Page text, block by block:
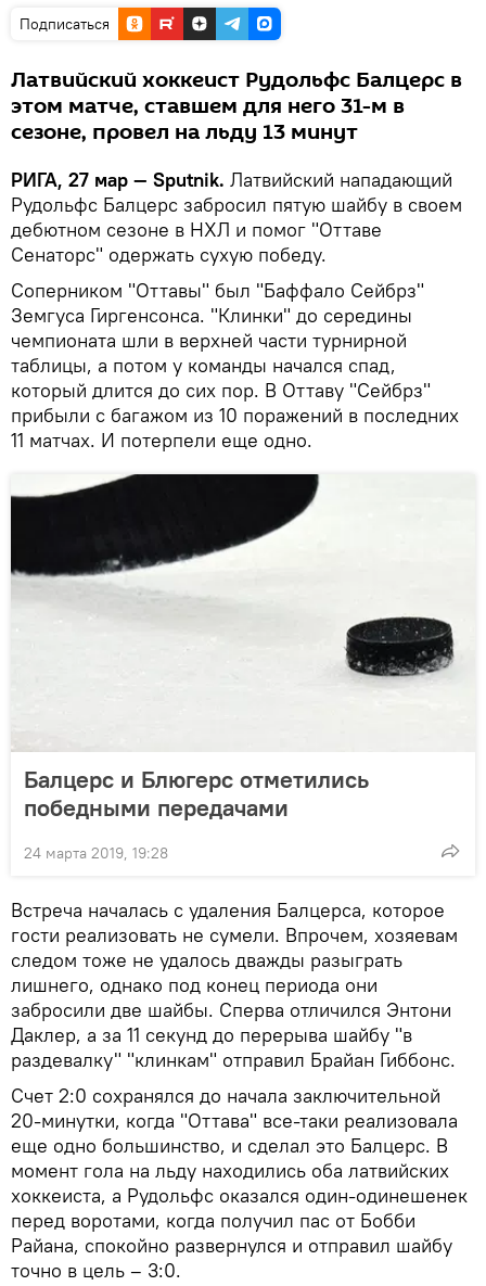
Подписаться
Латвийский хоккеист Рудольфс Балцерс в
этом матче, ставшем для него 31-м в
сезоне, провел на льду 13 минут
РИГА, 27 мар — Sputnik. Латвийский нападающий
Рудольфс Балцерс забросил пятую шайбу в своем
дебютном сезоне в НХЛ и помог "Оттаве
Сенаторс" одержать сухую победу.
Соперником "Оттавы" был "Баффало Сейбрз"
Земгуса Гиргенсонса. "Клинки" до середины
чемпионата шли в верхней части турнирной
таблицы, а потом у команды начался спад,
который длится до сих пор. В Оттаву "Сейбрз"
прибыли с багажом из 10 поражений в последних
11 матчах. И потерпели еще одно.
Балцерс и Блюгерс отметились
победными передачами
24 марта 2019, 19:28
Встреча началась с удаления Балцерса, которое
гости реализовать не сумели. Впрочем, хозяевам
следом тоже не удалось дважды разыграть
лишнего, однако под конец периода они
забросили две шайбы. Сперва отличился Энтони
Даклер, а за 11 секунд до перерыва шайбу "в
раздевалку" "клинкам" отправил Брайан Гиббонс.
Счет 2:0 сохранялся до начала заключительной
20-минутки, когда "Оттава" все-таки реализовала
еще одно большинство, и сделал это Балцерс. В
момент гола на льду находились оба латвийских
хоккеиста, а Рудольфс оказался один-одинешенек
перед воротами, когда получил пас от Бобби
Райана, спокойно развернулся и отправил шайбу
точно в цель – 3:0.